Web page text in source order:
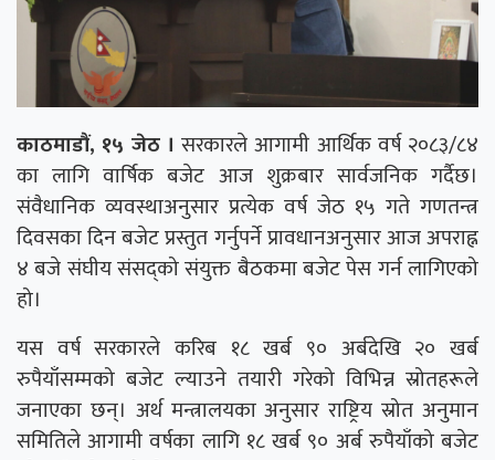
काठमाडौं, १५ जेठ । सरकारले आगामी आर्थिक वर्ष २०८३/८४
का लागि वार्षिक बजेट आज शुक्रबार सार्वजनिक गर्दैछ।
संवैधानिक व्यवस्थाअनुसार प्रत्येक वर्ष जेठ १५ गते गणतन्त्र
दिवसका दिन बजेट प्रस्तुत गर्नुपर्ने प्रावधानअनुसार आज अपराह्न
४ बजे संघीय संसद्को संयुक्त बैठकमा बजेट पेस गर्न लागिएको
हो।
यस वर्ष सरकारले करिब १८ खर्ब ९० अर्बदेखि २० खर्ब
रुपैयाँसम्मको बजेट ल्याउने तयारी गरेको विभिन्न स्रोतहरूले
जनाएका छन्। अर्थ मन्त्रालयका अनुसार राष्ट्रिय स्रोत अनुमान
समितिले आगामी वर्षका लागि १८ खर्ब ९० अर्ब रुपैयाँको बजेट